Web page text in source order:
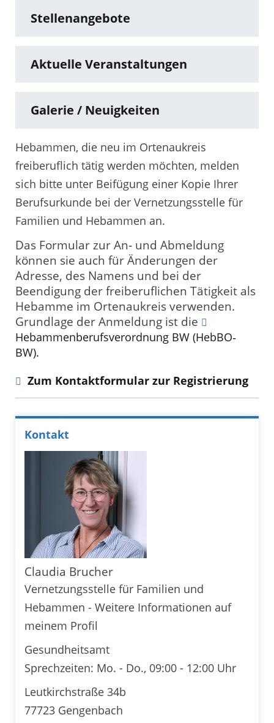
Stellenangebote
Aktuelle Veranstaltungen
Galerie / Neuigkeiten
Hebammen, die neu im Ortenaukreis
freiberuflich tätig werden möchten, melden
sich bitte unter Beifügung einer Kopie Ihrer
Berufsurkunde bei der Vernetzungsstelle für
Familien und Hebammen an.
Das Formular zur An‐ und Abmeldung
können sie auch für Änderungen der
Adresse, des Namens und bei der
Beendigung der freiberuflichen Tätigkeit als
Hebamme im Ortenaukreis verwenden.
Grundlage der Anmeldung ist die
Hebammenberufsverordnung BW (HebBO‐
BW).
Zum Kontaktformular zur Registrierung
Kontakt
Claudia Brucher
Vernetzungsstelle für Familien und
Hebammen - Weitere Informationen auf
meinem Profil
Gesundheitsamt
Sprechzeiten: Mo. - Do., 09:00 - 12:00 Uhr
Leutkirchstraße 34b
77723 Gengenbach